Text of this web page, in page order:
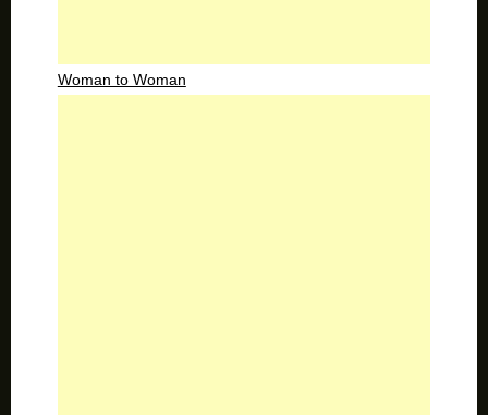
Woman to Woman